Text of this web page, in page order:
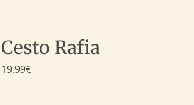
Cesto Rafia
19.99€